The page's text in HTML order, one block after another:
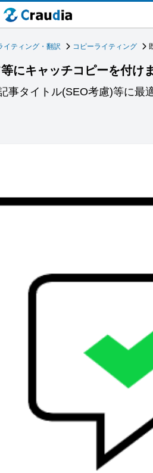
イティング・翻訳 コピーライティング
にキャッチコピーを付け
事タイトル(SEO考慮)等に最